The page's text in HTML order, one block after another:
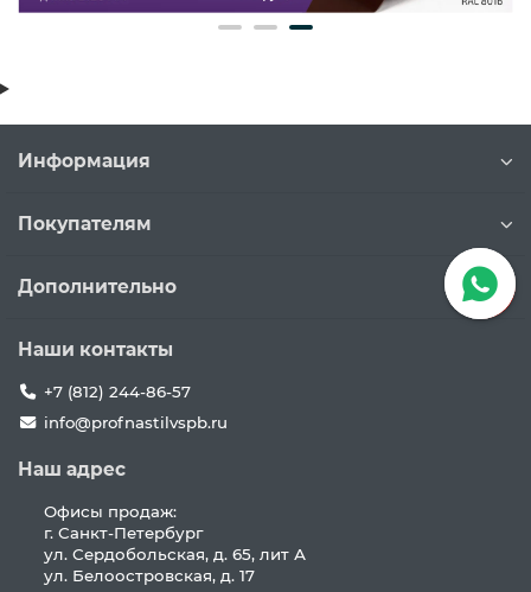
Информация
Покупателям
Дополнительно
Наши контакты
+7 (812) 244-86-57
info@profnastilvspb.ru
Наш адрес
Офисы продаж:
г. Санкт-Петербург
ул. Сердобольская, д. 65, лит А
ул. Белоостровская, д. 17